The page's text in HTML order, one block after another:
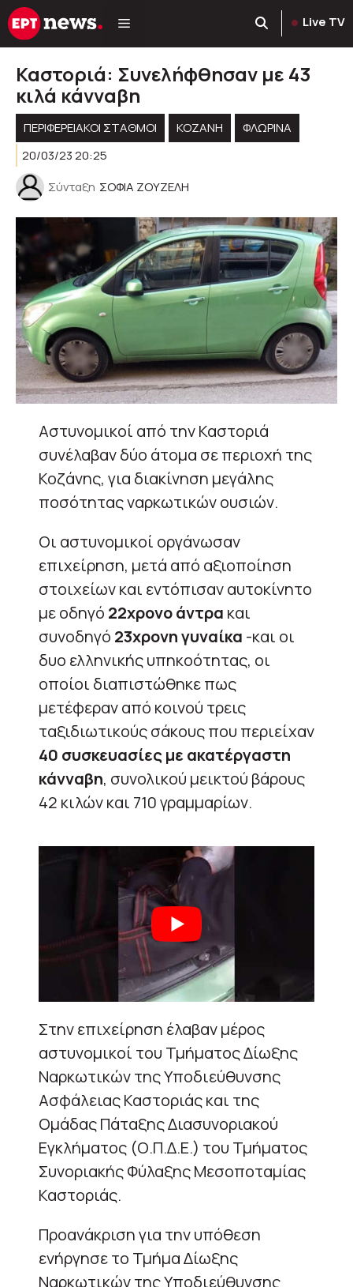
Μετάβαση
σε
Live TV
Καστοριά: Συνελήφθησαν με 43
κιλά κάνναβη
ΠΕΡΙΦΕΡΕΙΑΚΟΊ ΣΤΑΘΜΟΊ KOZANH
ΦΛΩΡΙΝΑ
20/03/23 20:25
Σύνταξη ΣΟΦΙΑ ΖΟΥΖΕΛΗ
Αστυνομικοί από την Καστοριά
συνέλαβαν δύο άτομα σε περιοχή της
Κοζάνης, για διακίνηση μεγάλης
ποσότητας ναρκωτικών ουσιών.
Οι αστυνομικοί οργάνωσαν
επιχείρηση, μετά από αξιοποίηση
στοιχείων και εντόπισαν αυτοκίνητο
με οδηγό 22χρονο άντρα και
συνοδηγό 23χρονη γυναίκα -και οι
δυο ελληνικής υπηκοότητας, οι
οποίοι διαπιστώθηκε πως
μετέφεραν από κοινού τρεις
ταξιδιωτικούς σάκους που περιείχαν
40 συσκευασίες με ακατέργαστη
κάνναβη, συνολικού μεικτού βάρους
42 κιλών και 710 γραμμαρίων.
Στην επιχείρηση έλαβαν μέρος
αστυνομικοί του Τμήματος Δίωξης
Ναρκωτικών της Υποδιεύθυνσης
Ασφάλειας Καστοριάς και της
Ομάδας Πάταξης Διασυνοριακού
Εγκλήματος (Ο.Π.Δ.Ε.) του Τμήματος
Συνοριακής Φύλαξης Μεσοποταμίας
Καστοριάς.
Προανάκριση για την υπόθεση
ενήργησε το Τμήμα Δίωξης
Ναρκωτικών της Υποδιεύθυνσης